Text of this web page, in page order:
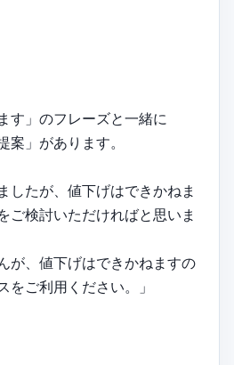
す」のフレーズと一緒に
案」があります。
したが、値下げはできかねま
ご検討いただければと思いま
が、値下げはできかねますの
をご利用ください。」